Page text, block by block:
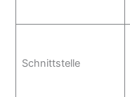
Schnittstelle